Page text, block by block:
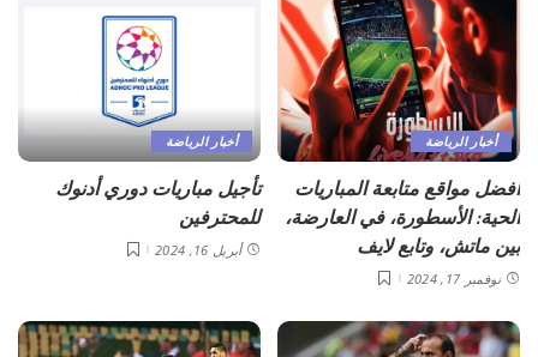
أخبار الرياضة
أفضل مواقع متابعة المباريات
الحية: الأسطورة، في العارضة،
بين ماتش، وتابع لايف
نوفمبر 17, 2024
أخبار الرياضة
تأجيل مباريات دوري أدنوك
للمحترفين
أبريل 16, 2024